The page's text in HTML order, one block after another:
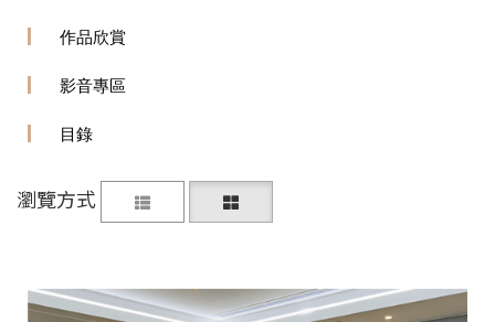
作品欣賞
影音專區
目錄
瀏覽方式